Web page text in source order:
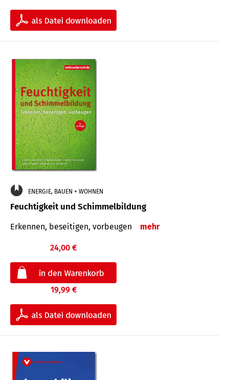
ENERGIE, BAUEN + WOHNEN
Feuchtigkeit und Schimmelbildung
Erkennen, beseitigen, vorbeugen mehr
24,00 €
19,99 €